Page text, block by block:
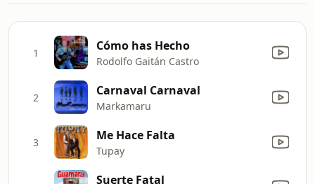
1 Cómo has Hecho
Rodolfo Gaitán Castro
2 Carnaval Carnaval
Markamaru
3 Me Hace Falta
Tupay
Suerte Fatal